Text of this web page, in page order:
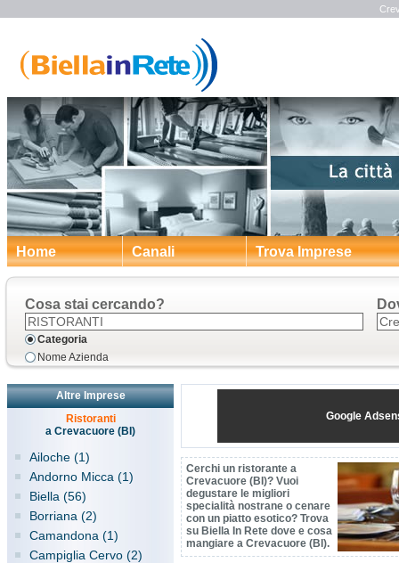
Home Canali Trova Imprese
Cosa stai cercando?
Categoria
Nome Azienda
Altre Imprese
Ristoranti
a Crevacuore (BI)
Ailoche (1)
Andorno Micca (1)
Biella (56)
Borriana (2)
Camandona (1)
Campiglia Cervo (2)
Google
Cerchi un ristorante a
Crevacuore (BI)? Vuoi
degustare le migliori
specialità nostrane o cenare
con un piatto esotico? Trova
su Biella In Rete dove e cosa
mangiare a Crevacuore (BI).